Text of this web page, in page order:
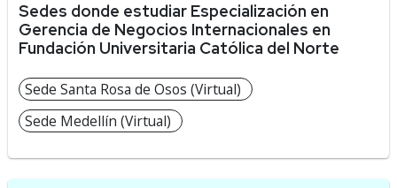
Sedes donde estudiar Especialización en
Gerencia de Negocios Internacionales en
Fundación Universitaria Católica del Norte
Sede Santa Rosa de Osos (Virtual)
Sede Medellín (Virtual)